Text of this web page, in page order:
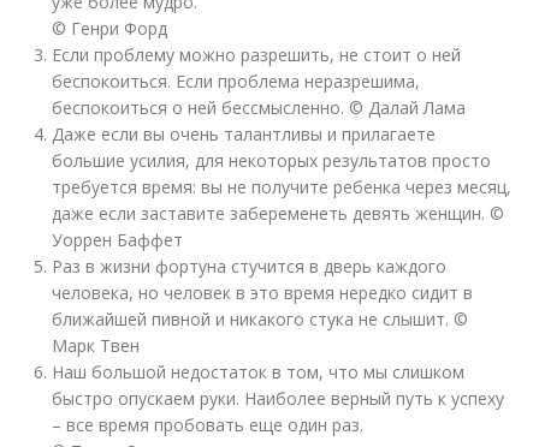
© Генри Форд
Если проблему можно разрешить, не стоит о ней
беспокоиться. Если проблема неразрешима,
беспокоиться о ней бессмысленно. © Далай Лама
Даже если вы очень талантливы и прилагаете
большие усилия, для некоторых результатов просто
требуется время: вы не получите ребенка через месяц,
даже если заставите забеременеть девять женщин. ©
Уоррен Баффет
Раз в жизни фортуна стучится в дверь каждого
человека, но человек в это время нередко сидит в
ближайшей пивной и никакого стука не слышит. ©
Марк Твен
Наш большой недостаток в том, что мы слишком
быстро опускаем руки. Наиболее верный путь к успеху
– все время пробовать еще один раз.